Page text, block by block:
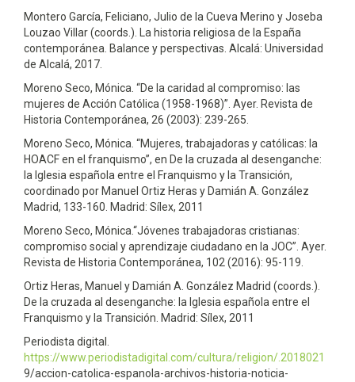
Montero García, Feliciano, Julio de la Cueva Merino y Joseba
Louzao Villar (coords.). La historia religiosa de la España
contemporánea. Balance y perspectivas. Alcalá: Universidad
de Alcalá, 2017.
Moreno Seco, Mónica. “De la caridad al compromiso: las
mujeres de Acción Católica (1958-1968)”. Ayer. Revista de
Historia Contemporánea, 26 (2003): 239-265.
Moreno Seco, Mónica. “Mujeres, trabajadoras y católicas: la
HOACF en el franquismo”, en De la cruzada al desenganche:
la Iglesia española entre el Franquismo y la Transición,
coordinado por Manuel Ortiz Heras y Damián A. González
Madrid, 133-160. Madrid: Sílex, 2011
Moreno Seco, Mónica.“Jóvenes trabajadoras cristianas:
compromiso social y aprendizaje ciudadano en la JOC”. Ayer.
Revista de Historia Contemporánea, 102 (2016): 95-119.
Ortiz Heras, Manuel y Damián A. González Madrid (coords.).
De la cruzada al desenganche: la Iglesia española entre el
Franquismo y la Transición. Madrid: Sílex, 2011
Periodista digital.
https://www.periodistadigital.com/cultura/religion/.2018021
9/accion-catolica-espanola-archivos-historia-noticia-